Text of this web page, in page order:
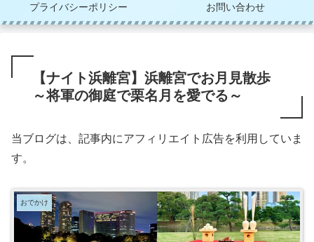
プライバシーポリシー お問い合わせ
【ナイト浜離宮】浜離宮でお月見散歩
～将軍の御庭で栗名月を愛でる～
当ブログは、記事内にアフィリエイト広告を利用していま
す。
おでかけ